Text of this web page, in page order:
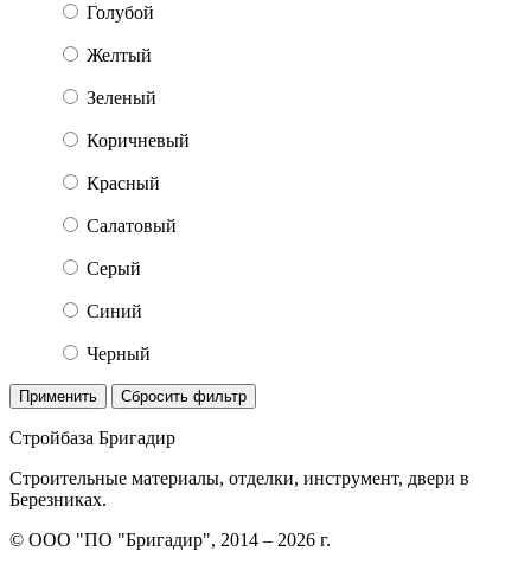
Голубой
Желтый
Зеленый
Коричневый
Красный
Салатовый
Серый
Синий
Черный
Применить Сбросить фильтр
Стройбаза Бригадир
Строительные материалы, отделки, инструмент, двери в
Березниках.
© ООО "ПО "Бригадир", 2014 – 2026 г.